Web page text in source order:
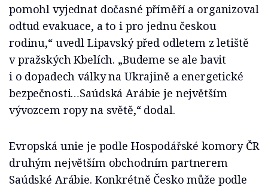
pomohl vyjednat dočasné příměří a organizoval
odtud evakuace, a to i pro jednu českou
rodinu,“ uvedl Lipavský před odletem z letiště
v pražských Kbelích. „Budeme se ale bavit
i o dopadech války na Ukrajině a energetické
bezpečnosti…Saúdská Arábie je největším
vývozcem ropy na světě,“ dodal.
Evropská unie je podle Hospodářské komory ČR
druhým největším obchodním partnerem
Saúdské Arábie. Konkrétně Česko může podle